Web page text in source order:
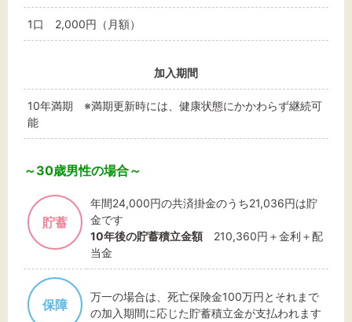
1口 2,000円（月額）
加入期間
10年満期 ※満期更新時には、健康状態にかかわらず継続可
能
～30歳男性の場合～
貯蓄
年間24,000円の共済掛金のうち21,036円は貯
金です
10年後の貯蓄積立金額210,360円＋金利＋配
当金
保障
万一の場合は、死亡保険金100万円とそれまで
の加入期間に応じた貯蓄積立金が支払われます